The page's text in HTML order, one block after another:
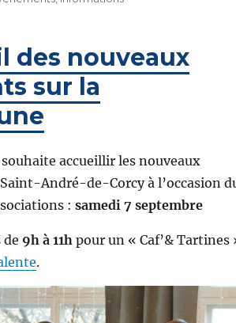
des nouveaux
sur la
accueillir les nouveaux
André-de-Corcy à l’occasion
: samedi 7 septembre
9h à 11h pour un « Caf’& Tartines
.